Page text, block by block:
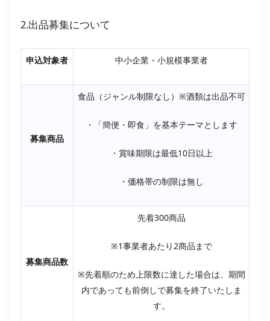
2.出品募集について
申込対象者 中小企業・小規模事業者
募集商品
食品（ジャンル制限なし）※酒類は出品不可
・「簡便・即食」を基本テーマとします
・賞味期限は最低10日以上
・価格帯の制限は無し
募集商品数
先着300商品
※1事業者あたり2商品まで
※先着順のため上限数に達した場合は、期間
内であっても前倒しで募集を終了いたしま
す。